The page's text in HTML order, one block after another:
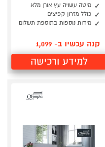
מיטה עשויה עץ אורן מלא
כולל מזרון קפיצים
מידות נוספות בתוספת תשלום
קנה עכשיו ב- 1,099
למידע ורכישה